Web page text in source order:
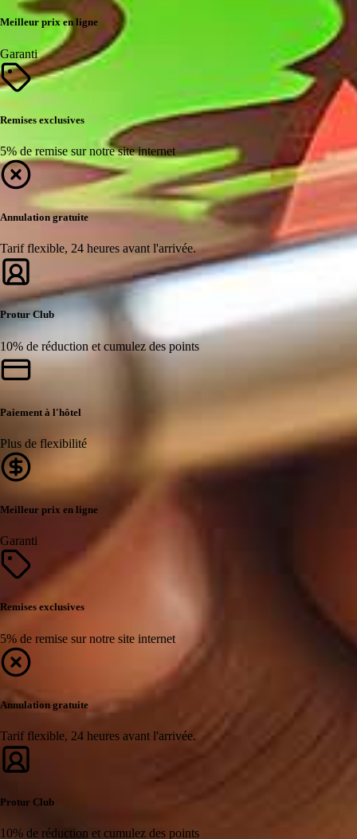
Meilleur prix en ligne
Garanti
Remises exclusives
5% de remise sur notre site internet
Annulation gratuite
Tarif flexible, 24 heures avant l'arrivée.
Protur Club
10% de réduction et cumulez des points
Paiement à l'hôtel
Plus de flexibilité
Meilleur prix en ligne
Garanti
Remises exclusives
5% de remise sur notre site internet
Annulation gratuite
Tarif flexible, 24 heures avant l'arrivée.
Protur Club
10% de réduction et cumulez des points